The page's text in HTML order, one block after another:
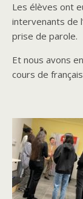
Les élèves ont
intervenants de
prise de parole.
Et nous avons
cours de